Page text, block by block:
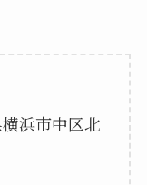
浜市中区北